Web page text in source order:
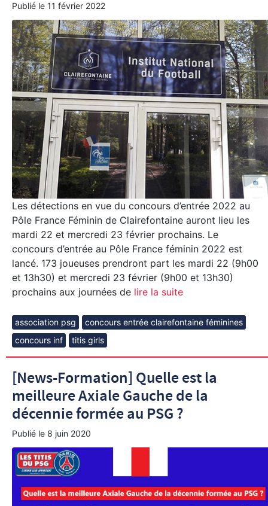
Publié le 11 février 2022
Les détections en vue du concours d’entrée 2022 au
Pôle France Féminin de Clairefontaine auront lieu les
mardi 22 et mercredi 23 février prochains. Le
concours d’entrée au Pôle France féminin 2022 est
lancé. 173 joueuses prendront part les mardi 22 (9h00
et 13h30) et mercredi 23 février (9h00 et 13h30)
prochains aux journées de lire la suite
association psg
concours entrée clairefontaine féminines
concours inf
titis girls
[News-Formation] Quelle est la
meilleure Axiale Gauche de la
décennie formée au PSG ?
Publié le 8 juin 2020